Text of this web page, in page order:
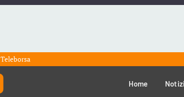
Teleborsa
Home